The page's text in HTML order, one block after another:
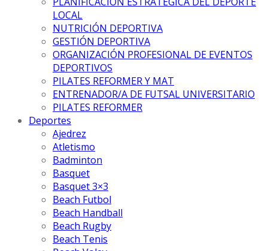
LOCAL
NUTRICIÓN DEPORTIVA
GESTIÓN DEPORTIVA
ORGANIZACIÓN PROFESIONAL DE EVENTOS
DEPORTIVOS
PILATES REFORMER Y MAT
ENTRENADOR/A DE FUTSAL UNIVERSITARIO
PILATES REFORMER
Deportes
Ajedrez
Atletismo
Badminton
Basquet
Basquet 3×3
Beach Futbol
Beach Handball
Beach Rugby
Beach Tenis